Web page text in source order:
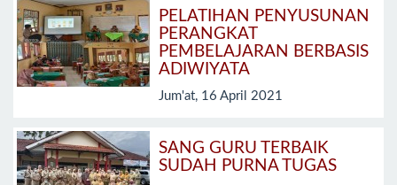
PELATIHAN PENYUSUNAN
PERANGKAT
PEMBELAJARAN BERBASIS
ADIWIYATA
Jum'at, 16 April 2021
SANG GURU TERBAIK
SUDAH PURNA TUGAS